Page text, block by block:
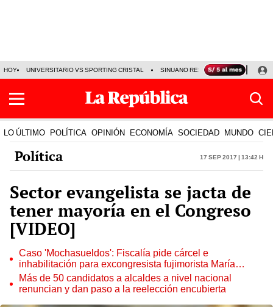
HOY UNIVERSITARIO VS SPORTING CRISTAL SINUANO RESULTADOS HOY
LO ÚLTIMO POLÍTICA OPINIÓN ECONOMÍA SOCIEDAD MUNDO
Política 17 Sep 2017 | 13:42 h
Sector evangelista se jacta de
tener mayoría en el Congreso
[VIDEO]
Caso 'Mochasueldos': Fiscalía pide cárcel e
inhabilitación para excongresista fujimorista María
Cordero Jon Tay
Más de 50 candidatos a alcaldes a nivel nacional
renuncian y dan paso a la reelección encubierta